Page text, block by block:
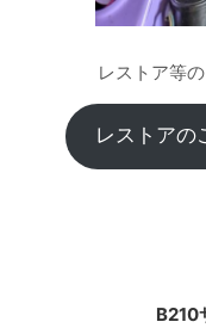
レストア等
レストアの
B210